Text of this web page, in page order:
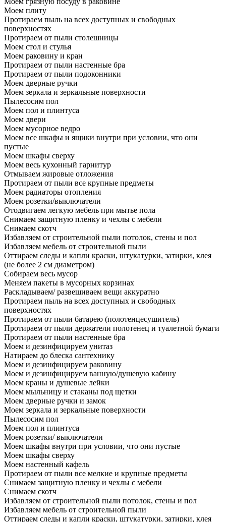
Моем плиту
Протираем пыль на всех доступных и свободных
поверхностях
Протираем от пыли столешницы
Моем стол и стулья
Моем раковину и кран
Протираем от пыли настенные бра
Протираем от пыли подоконники
Моем дверные ручки
Моем зеркала и зеркальные поверхности
Пылесосим пол
Моем пол и плинтуса
Моем двери
Моем мусорное ведро
Моем все шкафы и ящики внутри при условии, что они
пустые
Моем шкафы сверху
Моем весь кухонный гарнитур
Отмываем жировые отложения
Протираем от пыли все крупные предметы
Моем радиаторы отопления
Моем розетки/выключатели
Отодвигаем легкую мебель при мытье пола
Снимаем защитную пленку и чехлы с мебели
Снимаем скотч
Избавляем от строительной пыли потолок, стены и пол
Избавляем мебель от строительной пыли
Оттираем следы и капли краски, штукатурки, затирки, клея
(не более 2 см диаметром)
Собираем весь мусор
Меняем пакеты в мусорных корзинах
Раскладываем/ развешиваем вещи аккуратно
Протираем пыль на всех доступных и свободных
поверхностях
Протираем от пыли батарею (полотенцесушитель)
Протираем от пыли держатели полотенец и туалетной бумаги
Протираем от пыли настенные бра
Моем и дезинфицируем унитаз
Натираем до блеска сантехнику
Моем и дезинфицируем раковину
Моем и дезинфицируем ванную/душевую кабину
Моем краны и душевые лейки
Моем мыльницу и стаканы под щетки
Моем дверные ручки и замок
Моем зеркала и зеркальные поверхности
Пылесосим пол
Моем пол и плинтуса
Моем розетки/ выключатели
Моем шкафы внутри при условии, что они пустые
Моем шкафы сверху
Моем настенный кафель
Протираем от пыли все мелкие и крупные предметы
Снимаем защитную пленку и чехлы с мебели
Снимаем скотч
Избавляем от строительной пыли потолок, стены и пол
Избавляем мебель от строительной пыли
Оттираем следы и капли краски, штукатурки, затирки, клея